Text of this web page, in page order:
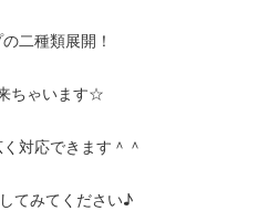
二種類展開！
ちゃいます☆
対応できます＾＾
てみてください♪